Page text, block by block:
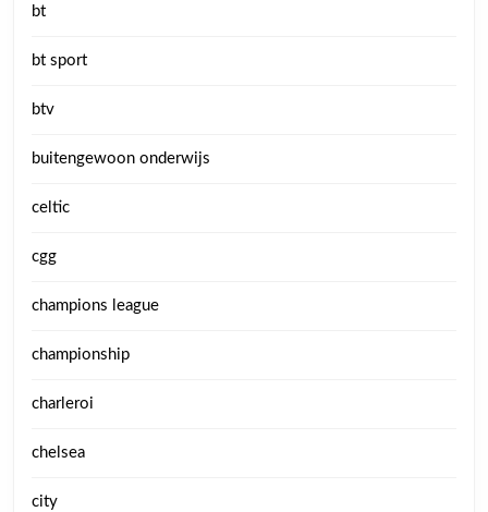
bt
bt sport
btv
buitengewoon onderwijs
celtic
cgg
champions league
championship
charleroi
chelsea
city